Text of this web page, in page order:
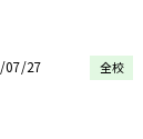
07/27 全校